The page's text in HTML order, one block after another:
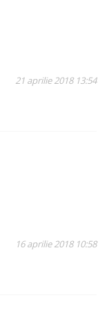
21 aprilie 2018 13:54
16 aprilie 2018 10:58